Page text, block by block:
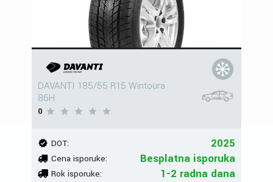
DAVANTI 185/55 R15 Wintoura
86H
0
DOT: 2025
Cena isporuke: Besplatna isporuka
Rok isporuke: 1-2 radna dana